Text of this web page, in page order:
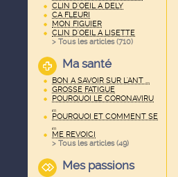
CLIN D'OEIL A DELY
CA FLEURI
MON FIGUIER
CLIN D'OEIL A LISETTE
> Tous les articles (710)
Ma santé
BON A SAVOIR SUR L'ANT ...
GROSSE FATIGUE
POURQUOI LE CORONAVIRU
...
POURQUOI ET COMMENT SE
...
ME REVOICI
> Tous les articles (49)
Mes passions